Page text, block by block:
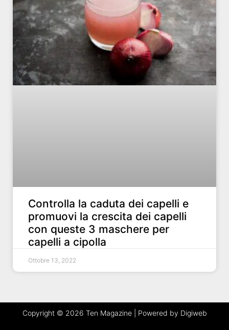
Controlla la caduta dei capelli e
promuovi la crescita dei capelli
con queste 3 maschere per
capelli a cipolla
Ottobre 13, 2022
Copyright © 2026 Ten Magazine | Powered by Digiweb